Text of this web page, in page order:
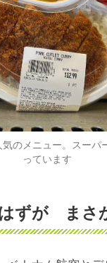
のメニュー。スーパ
っています
はずが まさ